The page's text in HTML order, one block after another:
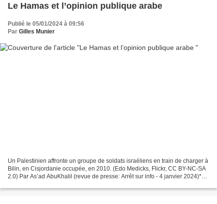
Le Hamas et l’opinion publique arabe
Publié le 05/01/2024 à 09:56
Par Gilles Munier
Un Palestinien affronte un groupe de soldats israéliens en train de charger à
Bilin, en Cisjordanie occupée, en 2010. (Edo Medicks, Flickr, CC BY-NC-SA
2.0) Par As’ad AbuKhalil (revue de presse: Arrêt sur info - 4 janvier 2024)*